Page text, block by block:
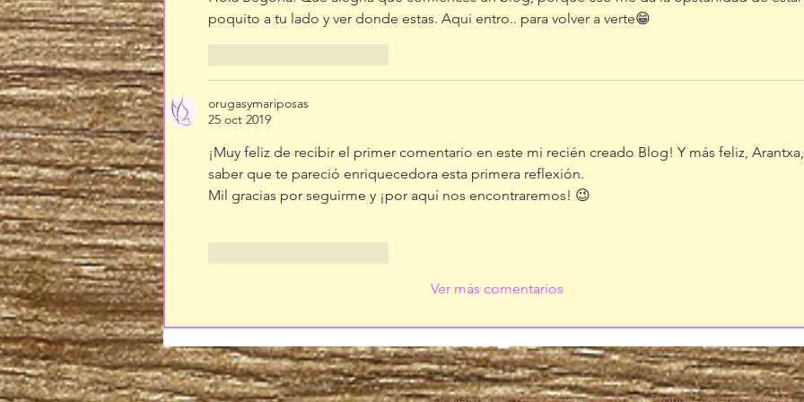
poquito a tu lado y ver donde estas. Aqui entro.. para volver a verte😁
orugasymariposas
25 oct 2019
¡Muy feliz de recibir el primer comentario en este mi recién creado Blog! Y más feliz,
saber que te pareció enriquecedora esta primera reflexión.
Mil gracias por seguirme y ¡por aquí nos encontraremos! 😉
Ver más comentarios